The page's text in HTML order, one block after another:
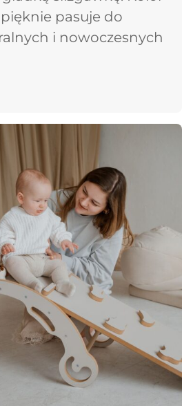
pasuje do
i nowoczesnych